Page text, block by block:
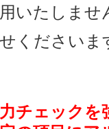
いたしませ
ください
チェックを